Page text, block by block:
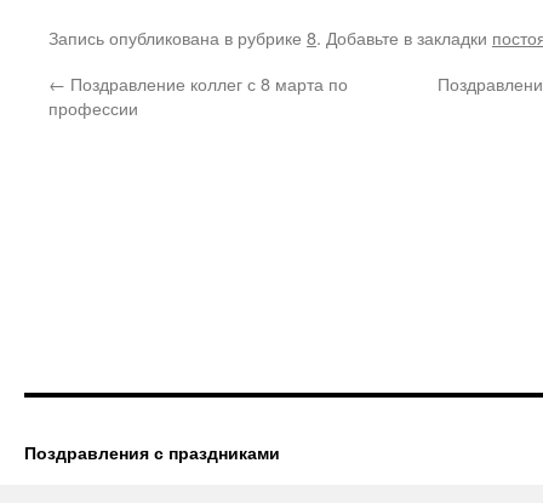
Запись опубликована в рубрике 8. Добавьте в закладки
← Поздравление коллег с 8 марта по
профессии
Поздравления с праздниками